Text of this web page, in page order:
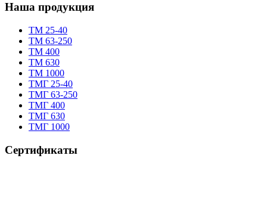
Наша продукция
TM 25-40
TM 63-250
ТМ 400
ТМ 630
ТМ 1000
TMГ 25-40
TMГ 63-250
ТМГ 400
ТМГ 630
ТМГ 1000
Сертификаты